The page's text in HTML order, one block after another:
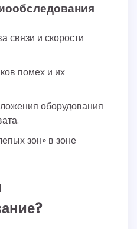
связи и скорости
помех и их
оборудования
зон» в зоне